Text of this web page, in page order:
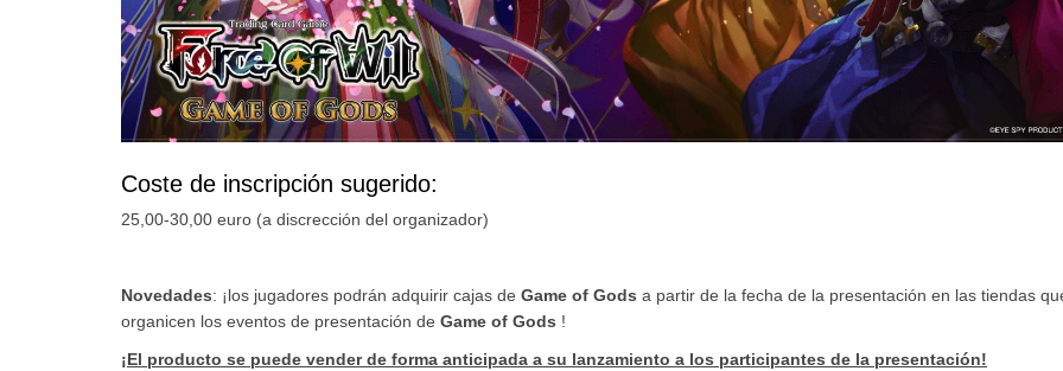
Coste de inscripción sugerido:
25,00-30,00 euro (a discrección del organizador)
Novedades: ¡los jugadores podrán adquirir cajas de Game of Gods a partir de la fecha de la presentación en las tiendas
organicen los eventos de presentación de Game of Gods !
¡El producto se puede vender de forma anticipada a su lanzamiento a los participantes de la presentación!